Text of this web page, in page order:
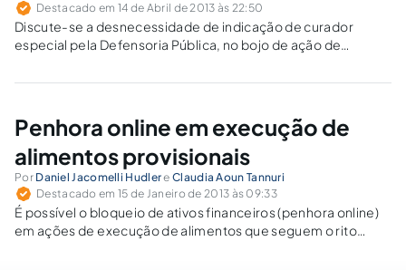
Destacado em 14 de Abril de 2013 às 22:50
Discute-se a desnecessidade de indicação de curador
especial pela Defensoria Pública, no bojo de ação de
requerente.
Penhora online em execução de
alimentos provisionais
Por Daniel Jacomelli HudlereClaudia Aoun Tannuri
Destacado em 15 de Janeiro de 2013 às 09:33
É possível o bloqueio de ativos financeiros (penhora online)
em ações de execução de alimentos que seguem o rito